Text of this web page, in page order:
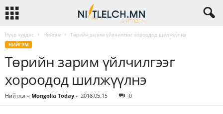
Нүүр хуудас Нийгэм Төрийн зарим үйлчилгээг хороодод шилжүүлнэ
НИЙГЭМ
Төрийн зарим үйлчилгээг
хороодод шилжүүлнэ
Нийтлэгч Mongolia Today - 2018.05.15 0